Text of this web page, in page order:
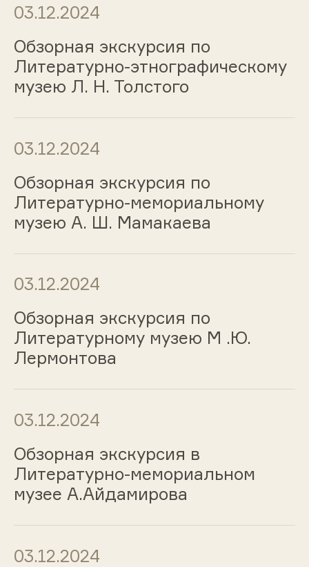
03.12.2024
Обзорная экскурсия по
Литературно-этнографическому
музею Л. Н. Толстого
03.12.2024
Обзорная экскурсия по
Литературно-мемориальному
музею А. Ш. Мамакаева
03.12.2024
Обзорная экскурсия по
Литературному музею М .Ю.
Лермонтова
03.12.2024
Обзорная экскурсия в
Литературно-мемориальном
музее А.Айдамирова
03.12.2024